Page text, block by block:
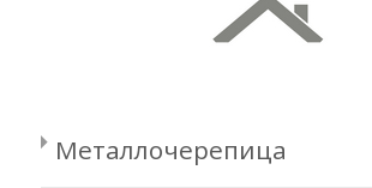
Металлочерепица